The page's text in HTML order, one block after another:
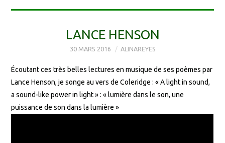
LANCE HENSON
30 MARS 2016 ALINAREYES
Écoutant ces très belles lectures en musique de ses poèmes par
Lance Henson, je songe au vers de Coleridge : « A light in sound,
a sound-like power in light » : « lumière dans le son, une
puissance de son dans la lumière »